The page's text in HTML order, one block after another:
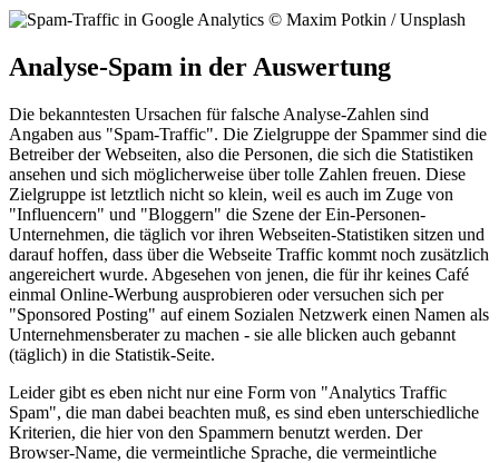
Analyse-Spam in der Auswertung
Die bekanntesten Ursachen für falsche Analyse-Zahlen sind
Angaben aus "Spam-Traffic". Die Zielgruppe der Spammer sind die
Betreiber der Webseiten, also die Personen, die sich die Statistiken
ansehen und sich möglicherweise über tolle Zahlen freuen. Diese
Zielgruppe ist letztlich nicht so klein, weil es auch im Zuge von
"Influencern" und "Bloggern" die Szene der Ein-Personen-
Unternehmen, die täglich vor ihren Webseiten-Statistiken sitzen und
darauf hoffen, dass über die Webseite Traffic kommt noch zusätzlich
angereichert wurde. Abgesehen von jenen, die für ihr keines Café
einmal Online-Werbung ausprobieren oder versuchen sich per
"Sponsored Posting" auf einem Sozialen Netzwerk einen Namen als
Unternehmensberater zu machen - sie alle blicken auch gebannt
(täglich) in die Statistik-Seite.
Leider gibt es eben nicht nur eine Form von "Analytics Traffic
Spam", die man dabei beachten muß, es sind eben unterschiedliche
Kriterien, die hier von den Spammern benutzt werden. Der
Browser-Name, die vermeintliche Sprache, die vermeintliche